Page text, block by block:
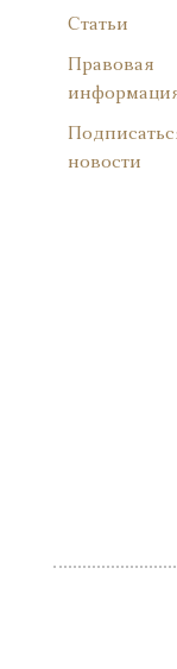
Статьи
Правовая
новости